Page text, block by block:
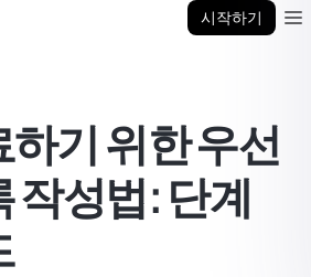
시작하기
기 위한 우선
작성법: 단계